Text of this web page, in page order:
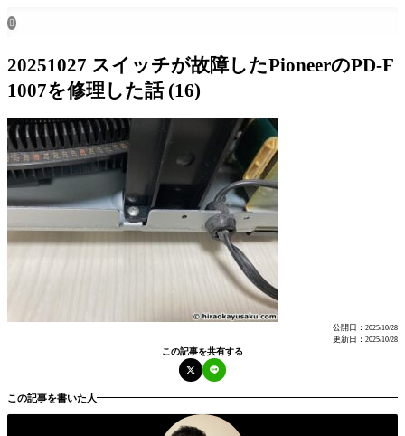

20251027 スイッチが故障したPioneerのPD-F
1007を修理した話 (16)
公開日： 2025/10/28
更新日： 2025/10/28
この記事を共有する
この記事を書いた人